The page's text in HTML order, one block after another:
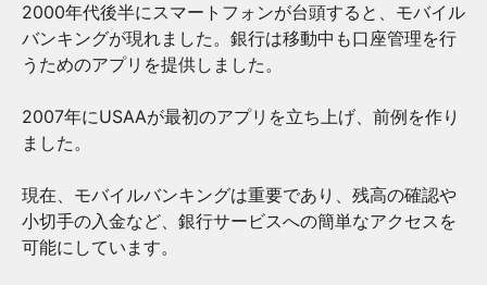
2000年代後半にスマートフォンが台頭すると、モバイル
バンキングが現れました。銀行は移動中も口座管理を行
うためのアプリを提供しました。
2007年にUSAAが最初のアプリを立ち上げ、前例を作り
ました。
現在、モバイルバンキングは重要であり、残高の確認や
小切手の入金など、銀行サービスへの簡単なアクセスを
可能にしています。